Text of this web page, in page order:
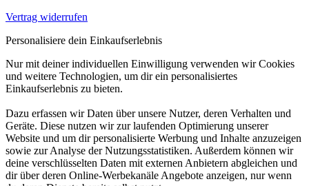
Vertrag widerrufen
Personalisiere dein Einkaufserlebnis
Nur mit deiner individuellen Einwilligung verwenden wir Cookies
und weitere Technologien, um dir ein personalisiertes
Einkaufserlebnis zu bieten.
Dazu erfassen wir Daten über unsere Nutzer, deren Verhalten und
Geräte. Diese nutzen wir zur laufenden Optimierung unserer
Website und um dir personalisierte Werbung und Inhalte anzuzeigen
sowie zur Analyse der Nutzungsstatistiken. Außerdem können wir
deine verschlüsselten Daten mit externen Anbietern abgleichen und
dir über deren Online-Werbekanäle Angebote anzeigen, nur wenn